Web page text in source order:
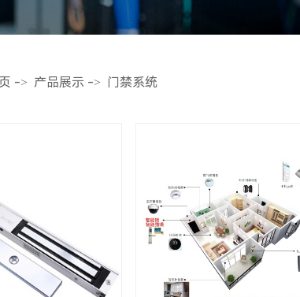
超五类双屏蔽网络线
电梯网络线
-> 产品展示 -> 门禁系统